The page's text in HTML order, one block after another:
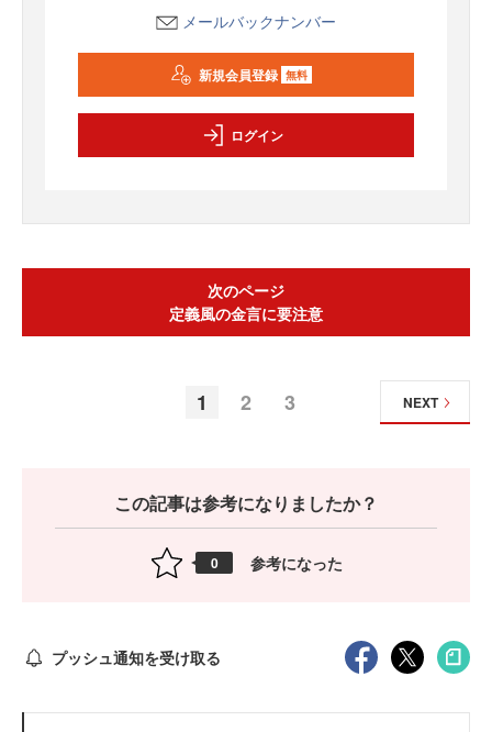
メールバックナンバー
新規会員登録 無料
ログイン
次のページ
定義風の金言に要注意
1 2 3 NEXT
この記事は参考になりましたか？
0 参考になった
プッシュ通知を受け取る